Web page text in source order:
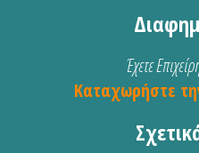
Έχετε
Καταχωρήστε